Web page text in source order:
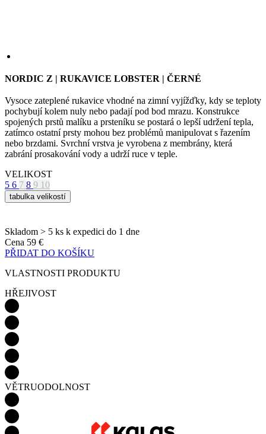
NORDIC Z | RUKAVICE LOBSTER | ČERNÉ
Vysoce zateplené rukavice vhodné na zimní vyjížďky, kdy se teploty
pochybují kolem nuly nebo padají pod bod mrazu. Konstrukce
spojených prstů malíku a prsteníku se postará o lepší udržení tepla,
zatímco ostatní prsty mohou bez problémů manipulovat s řazením
nebo brzdami. Svrchní vrstva je vyrobena z membrány, která
zabrání prosakování vody a udrží ruce v teple.
VELIKOST
5 6 7 8 9 10
tabulka velikostí
Skladom > 5 ks k expedici do 1 dne
Cena 59 €
PŘIDAT DO KOŠÍKU
VLASTNOSTI PRODUKTU
HŘEJIVOST
VĚTRUODOLNOST